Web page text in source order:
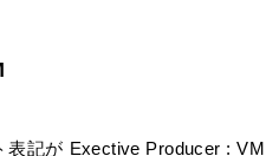
表記が Exective Producer : VM